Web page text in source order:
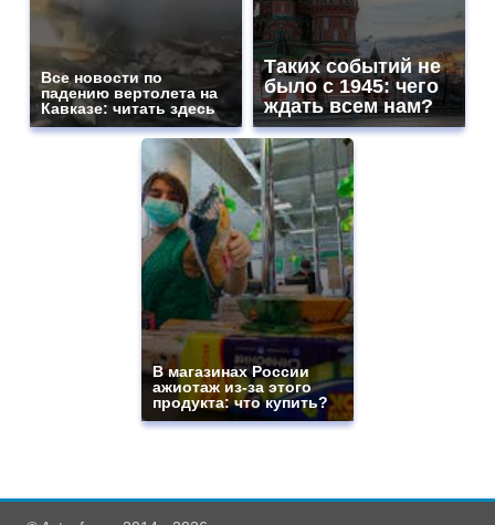
Все новости по
падению вертолета на
Кавказе: читать здесь
Таких событий не
было с 1945: чего
ждать всем нам?
В магазинах России
ажиотаж из-за этого
продукта: что купить?